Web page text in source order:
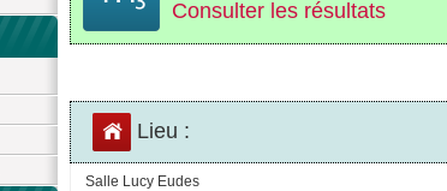
Consulter les résultats
Lieu :
Salle Lucy Eudes